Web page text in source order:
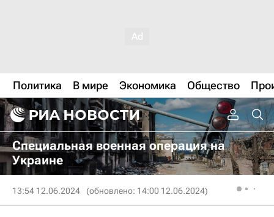
Политика В мире Экономика Общество
Специальная военная операция на
Украине
13:54 12.06.2024 (обновлено: 14:00 12.06.2024)